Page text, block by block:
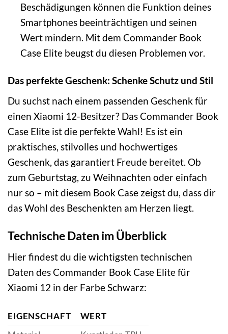
Beschädigungen können die Funktion deines
Smartphones beeinträchtigen und seinen
Wert mindern. Mit dem Commander Book
Case Elite beugst du diesen Problemen vor.
Das perfekte Geschenk: Schenke Schutz und Stil
Du suchst nach einem passenden Geschenk für
einen Xiaomi 12-Besitzer? Das Commander Book
Case Elite ist die perfekte Wahl! Es ist ein
praktisches, stilvolles und hochwertiges
Geschenk, das garantiert Freude bereitet. Ob
zum Geburtstag, zu Weihnachten oder einfach
nur so – mit diesem Book Case zeigst du, dass dir
das Wohl des Beschenkten am Herzen liegt.
Technische Daten im Überblick
Hier findest du die wichtigsten technischen
Daten des Commander Book Case Elite für
Xiaomi 12 in der Farbe Schwarz:
EIGENSCHAFT
WERT